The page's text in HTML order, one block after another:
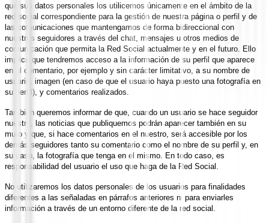
que sus datos personales los utilicemos únicamente en el ámbito de la
red social correspondiente para la gestión de nuestra página o perfil y de
las comunicaciones que mantengamos de forma bidireccional con
nuestros seguidores a través del chat, mensajes u otros medios de
comunicación que permita la Red Social actualmente y en el futuro. Ello
implica que tendremos acceso a la información de su perfil que aparece
en el comentario, por ejemplo y sin carácter limitativo, a su nombre de
usuario, imagen (en caso de que el usuario haya puesto una fotografía en
su perfil), y comentarios realizados.
También queremos informar de que, cuando un usuario se hace seguidor
nuestro, las noticias que publiquemos podrán aparecer también en su
muro y que, si hace comentarios en el nuestro, será accesible por los
demás seguidores tanto su comentario como el nombre de su perfil y, en
su caso, la fotografía que tenga en el mismo. En todo caso, es
responsabilidad del usuario el uso que haga de la Red Social.
No utilizaremos los datos personales de los usuarios para finalidades
diferentes a las señaladas en párrafos anteriores ni para enviarles
información a través de un entorno diferente de la red social.